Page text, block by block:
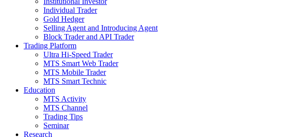
Individual Trader
Gold Hedger
Selling Agent and Introducing Agent
Block Trader and API Trader
Trading Platform
Ultra Hi-Speed Trader
MTS Smart Web Trader
MTS Mobile Trader
MTS Smart Technic
Education
MTS Activity
MTS Channel
Trading Tips
Seminar
Research